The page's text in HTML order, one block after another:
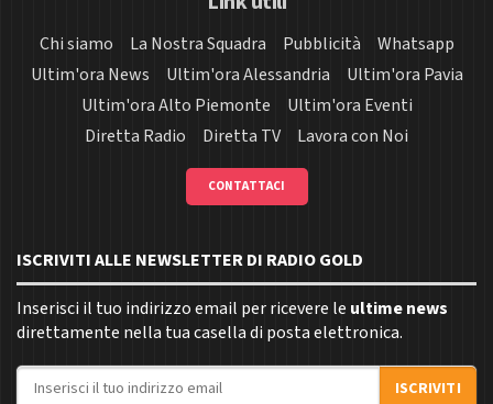
Chi siamo La Nostra Squadra Pubblicità
Whatsapp
Ultim'ora News
Ultim'ora Alessandria
Ultim'ora Pavia
Ultim'ora Alto Piemonte
Ultim'ora Eventi
Diretta Radio
Diretta TV Lavora con Noi
CONTATTACI
ISCRIVITI ALLE NEWSLETTER DI RADIO GOLD
Inserisci il tuo indirizzo email per ricevere le ultime news
direttamente nella tua casella di posta elettronica.
Indirizzo email
ISCRIVITI